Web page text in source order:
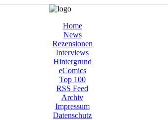
Home
News
Rezensionen
Interviews
Hintergrund
eComics
Top 100
RSS Feed
Archiv
Impressum
Datenschutz